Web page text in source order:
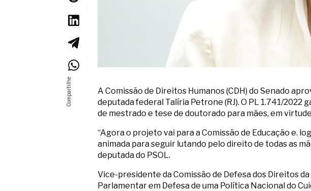
A Comissão de Direitos Humanos (CDH) do Senado
deputada federal Talíria Petrone (RJ). O PL 1.741/
de mestrado e tese de doutorado para mães, em
“Agora o projeto vai para a Comissão de Educação e.
animada para seguir lutando pelo direito de todas as
deputada do PSOL.
Vice-presidente da Comissão de Defesa dos Direitos
Parlamentar em Defesa de uma Política Nacional do